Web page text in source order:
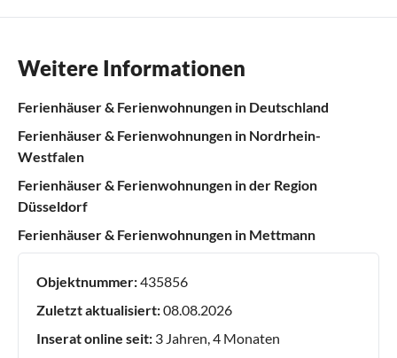
Weitere Informationen
Ferienhäuser & Ferienwohnungen in Deutschland
Ferienhäuser & Ferienwohnungen in Nordrhein-
Westfalen
Ferienhäuser & Ferienwohnungen in der Region
Düsseldorf
Ferienhäuser & Ferienwohnungen in Mettmann
Objektnummer:435856
Zuletzt aktualisiert:08.08.2026
Inserat online seit: 3 Jahren, 4 Monaten